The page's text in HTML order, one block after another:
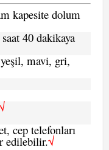
kapesite dolum
40 dakikaya
yeşil, mavi, gri,
cep telefonları
edilebilir.√